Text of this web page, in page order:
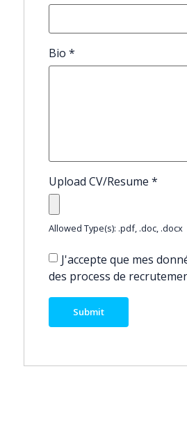
Bio *
Upload CV/Resume *
Allowed Type(s): .pdf, .doc, .docx
J'accepte que mes
des process de